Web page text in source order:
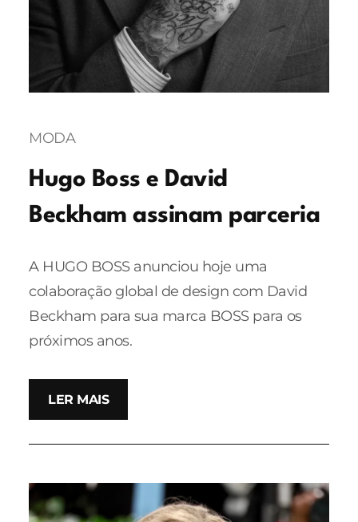
MODA
Hugo Boss e David
Beckham assinam parceria
A HUGO BOSS anunciou hoje uma
colaboração global de design com David
Beckham para sua marca BOSS para os
próximos anos.
LER MAIS